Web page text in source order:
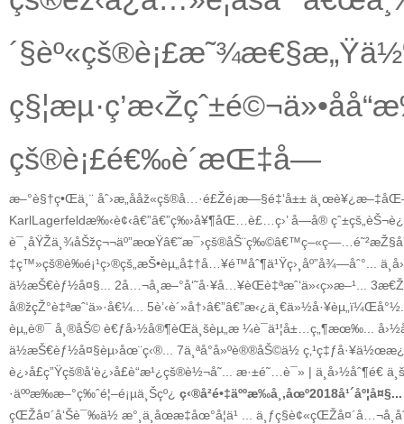
çš®è¡£é€‰è´­æŒ‡å—
æ–°è§†ç•Œä¸¨ åˆ›æ„ååž«çš®å…·é£Žé¡æ—§é‡‘å±±
KarlLagerfeldæ‰‹è¢‹â€”â€”ç‰›å¥¶åŒ…è£…ç›’ å—å®
‡ç™»çš®è‰é¡¹ç›®çš„æŠ•èµ„å‡†å…¥é™åˆ¶ä¹Ÿç›¸åº”å¾—åˆ°...
ä½æŠ€èƒ½å¤§... 2å…¬å¸æ–°å‘˜å·¥å…¥èŒè‡ªæˆ‘ä»‹ç»æ–¹... 3
å®žçŽ°è‡ªæˆ‘ä»·å€¼... 5
èµ„è®¯ å¸®åŠ© è€ƒå›½å®¶èŒä¸šèµ„æ ¼è¯ä¹¦å±…ç„¶æœ‰...
ä½æŠ€èƒ½å¤§èµ›åœ¨ç‹®... 7ä¸ªå°å»ºè®®åŠ©ä½
è¿›å£ç”Ÿçš®å‘è¿›å£è“æ¹¿çš®è½¬å˜... æ·±é˜…è¯» | ä¸­å›½åˆ¶é€
·äººæ‰æ–°ç‰ˆé¦–é¡µä¸Šçº¿ ç‹®å²­é•‡äººæ‰å¸‚åœº2018å¹´åº¦å¤§...
çŒŽå¤´å‘Šè¯‰ä½ æ°¸ä¸åœæ­‡åœ°å­¦ä¹ ...